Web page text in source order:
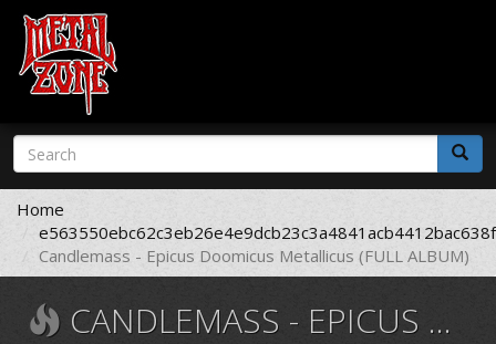
Skip
main
content
Search
form
Search
Home
Candlemass - Epicus Doomicus Metallicus (FULL ALBUM)
CANDLEMASS - EPICUS DOOMICUS METALLICUS (FULL ALBUM)